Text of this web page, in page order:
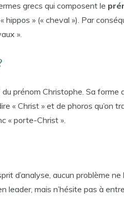
grecs qui composent le
hippos » (« cheval »). Par
».
prénom Christophe. Sa forme
« Christ » et de phoros qu’on
« porte-Christ ».
d’analyse, aucun problème
leader, mais n’hésite pas à